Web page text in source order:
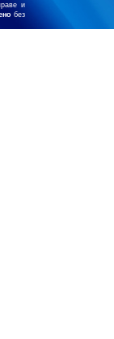
и
без